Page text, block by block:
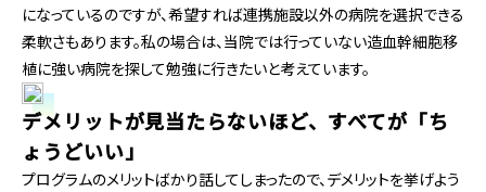
になっているのですが、希望すれば連携施設以外の病院を選択できる
柔軟さもあります。私の場合は、当院では行っていない造血幹細胞移
植に強い病院を探して勉強に行きたいと考えています。
デメリットが見当たらないほど、すべてが「ち
ょうどいい」
プログラムのメリットばかり話してしまったので、デメリットを挙げよう